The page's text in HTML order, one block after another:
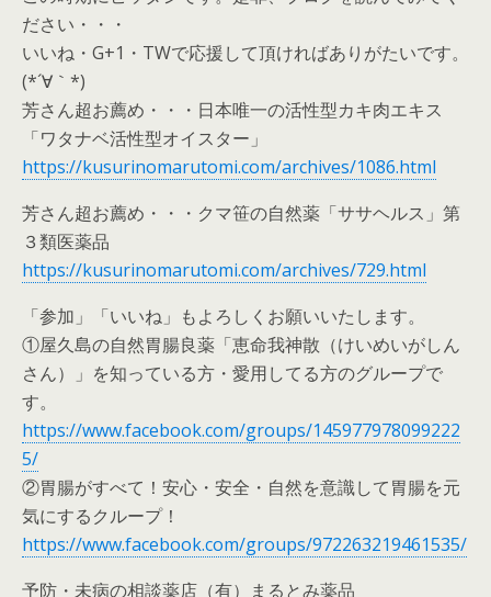
ださい・・・
いいね・G+1・TWで応援して頂ければありがたいです。
(*´∀｀*)
芳さん超お薦め・・・日本唯一の活性型カキ肉エキス
「ワタナベ活性型オイスター」
https://kusurinomarutomi.com/archives/1086.html
芳さん超お薦め・・・クマ笹の自然薬「ササヘルス」第
３類医薬品
https://kusurinomarutomi.com/archives/729.html
「参加」「いいね」もよろしくお願いいたします。
①屋久島の自然胃腸良薬「恵命我神散（けいめいがしん
さん）」を知っている方・愛用してる方のグループで
す。
https://www.facebook.com/groups/145977978099222
5/
②胃腸がすべて！安心・安全・自然を意識して胃腸を元
気にするクループ！
https://www.facebook.com/groups/972263219461535/
予防・未病の相談薬店（有）まるとみ薬品